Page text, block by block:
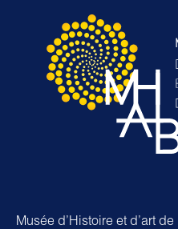
Musée d’Histoire et d’art